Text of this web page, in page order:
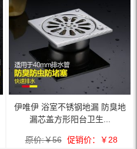
伊唯伊 浴室不锈钢地漏 防臭地
漏芯盖方形阳台卫生...
原价:￥56 促销价：￥28